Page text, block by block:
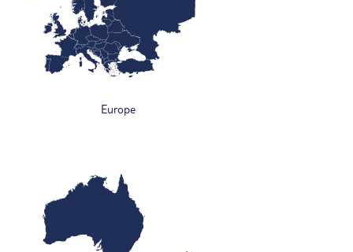
Europe